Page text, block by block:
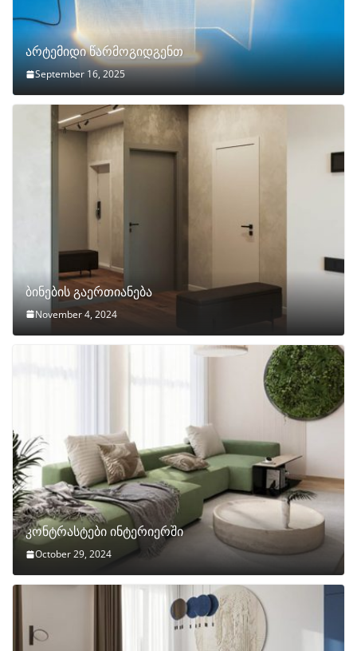
არტემიდი წარმოგიდგენთ
September 16, 2025
ბინების გაერთიანება
November 4, 2024
კონტრასტები ინტერიერში
October 29, 2024